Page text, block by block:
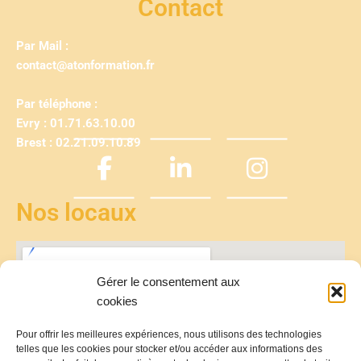
Gérer le consentement aux
cookies
Pour offrir les meilleures expériences, nous utilisons des technologies
telles que les cookies pour stocker et/ou accéder aux informations des
Contact
Par Mail :
contact@atonformation.fr
Par téléphone :
Evry : 01.71.63.10.00
Brest : 02.21.09.10.89
Nos locaux